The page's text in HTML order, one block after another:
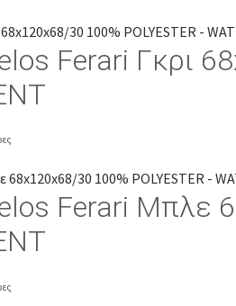
Ferari Γκρι
Ferari Μπλε